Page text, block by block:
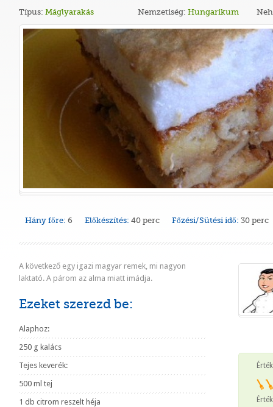
Típus: Máglyarakás Nemzetiség: Hungarikum
Hány főre: 6 Előkészítés: 40 perc Főzési/Sütési idő: 30 perc
A következő egy igazi magyar remek, mi nagyon
laktató. A párom az alma miatt imádja.
Ezeket szerezd be:
Alaphoz:
250 g kalács
Tejes keverék:
500 ml tej
1 db citrom reszelt héja